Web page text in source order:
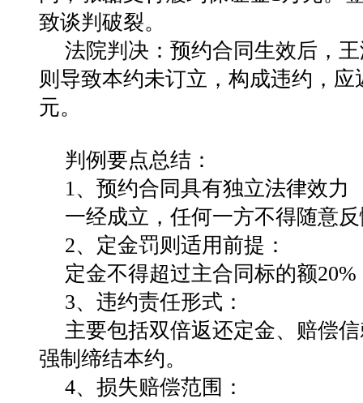
致谈判破裂。
法院判决： 预约合同生效后，
则导致本约未订立，构成违约 ，应
元。
判例要点总结：
1、预约合同具有独立法律效力
一经成立，任何一方不得随意
2、定金罚则适用前提：
定金不得超过主合同标的额
3、违约责任形式：
主要包括双倍返还定金、赔偿
强制缔结本约。
4、损失赔偿范围：